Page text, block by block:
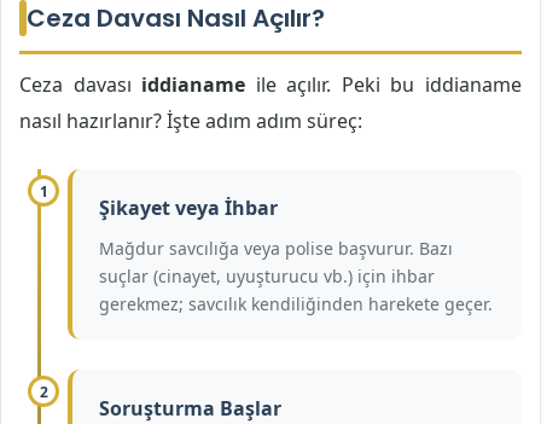
Ceza Davası Nasıl Açılır?
Ceza davası iddianame ile açılır. Peki bu iddianame
nasıl hazırlanır? İşte adım adım süreç:
1
Şikayet veya İhbar
Mağdur savcılığa veya polise başvurur. Bazı
suçlar (cinayet, uyuşturucu vb.) için ihbar
gerekmez; savcılık kendiliğinden harekete geçer.
2
Soruşturma Başlar